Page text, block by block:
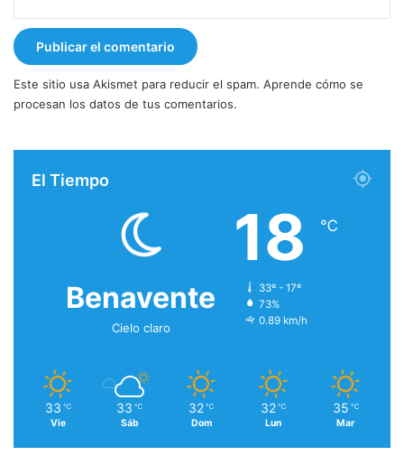
Este sitio usa Akismet para reducir el spam. Aprende cómo se
procesan los datos de tus comentarios.
El Tiempo
Benavente
Cielo claro
18 ℃
33º - 17º
73%
0.89 km/h
33 ℃
Vie
33 ℃
Sáb
32 ℃
Dom
32 ℃
Lun
35 ℃
Mar